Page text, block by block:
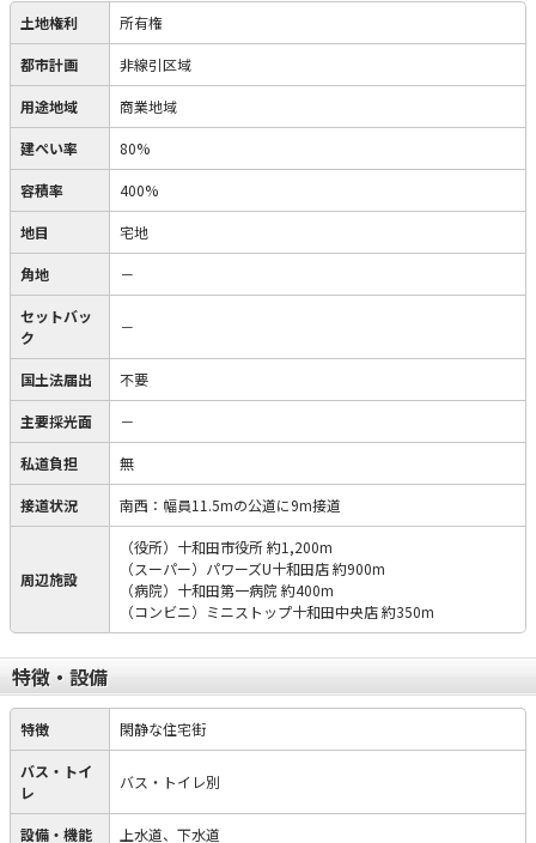
土地権利 所有権
都市計画 非線引区域
用途地域 商業地域
建ぺい率 80%
容積率 400%
地目 宅地
角地 －
セットバッ
ク
－
国土法届出 不要
主要採光面 －
私道負担 無
接道状況 南西：幅員11.5mの公道に9m接道
周辺施設
（役所）十和田市役所 約1,200m
（スーパー）パワーズU十和田店 約900m
（病院）十和田第一病院 約400m
（コンビニ）ミニストップ十和田中央店 約350m
特徴・設備
特徴 閑静な住宅街
バス・トイ
レ
バス・トイレ別
設備・機能 上水道、下水道